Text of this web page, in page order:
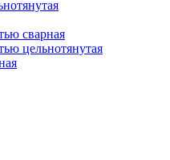
сварная
цельнотянутая